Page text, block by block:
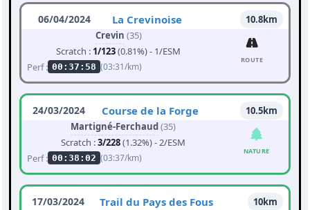
06/04/2024 La Crevinoise
10.8km
Crevin (35)
Scratch : 1/123(0.81%) - 1/ESM
Perf : 00:37:58 (03:31/km)
ROUTE
24/03/2024 Course de la Forge
10.5km
Martigné-Ferchaud(35)
Scratch :3/228(1.32%) - 2/ESM
Perf : 00:38:02 (03:37/km)
NATURE
17/03/2024 Trail du Pays des Fous
10km